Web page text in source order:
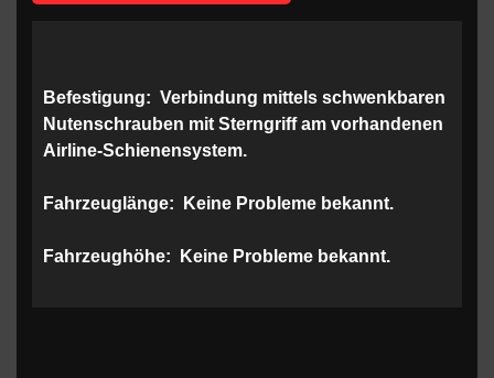
Befestigung: Verbindung mittels schwenkbaren
Nutenschrauben mit Sterngriff am vorhandenen
Airline-Schienensystem.
Fahrzeuglänge: Keine Probleme bekannt.
Fahrzeughöhe: Keine Probleme bekannt.